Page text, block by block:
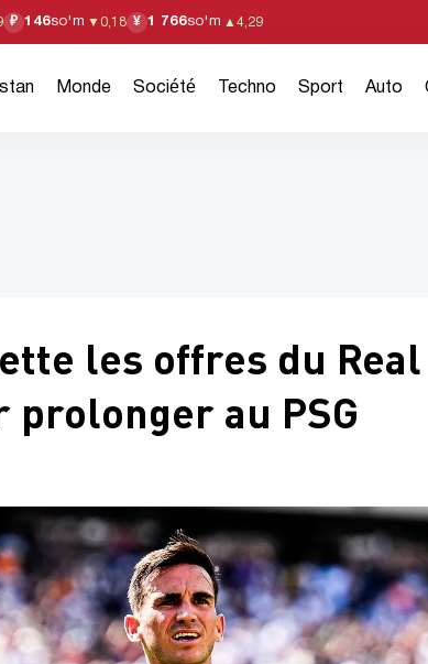
₽ 146so'm ▼ 0,18 ¥ 1 766so'm ▲ 4,29
Monde Société Techno Sport Auto
les offres du
prolonger au PSG